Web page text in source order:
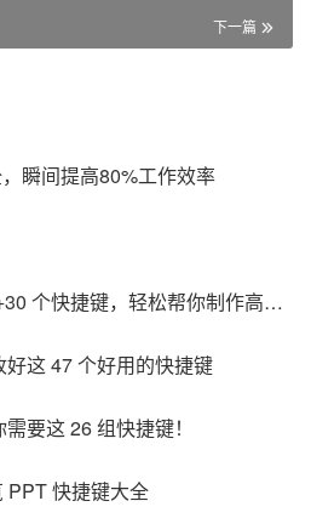
下一篇
瞬间提高80%工作效率
学会这 5 个 PPT 技巧+30 个快捷键，轻松帮你制作高大上的 PPT
这 47 个好用的快捷键
要这 26 组快捷键！
PPT 快捷键大全